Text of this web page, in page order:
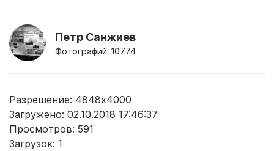
Петр Санжиев
Фотографий: 10774
Разрешение: 4848x4000
Загружено: 02.10.2018 17:46:37
Просмотров: 591
Загрузок: 1